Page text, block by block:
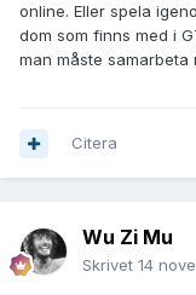
online. Eller spela
dom som finns med i
man måste samarbeta
Citera
Wu Zi Mu
Skrivet 14